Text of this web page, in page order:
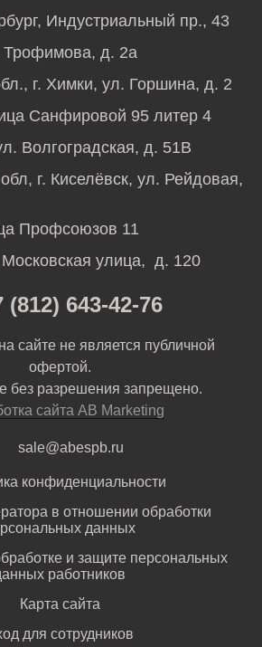
Индустриальный пр., 43
Трофимова, д. 2а
г. Химки, ул. Горшина, д. 2
Санфировой 95 литер 4
Волгоградская, д. 51В
г. Киселёвск, ул. Рейдовая,
Профсоюзов 11
Московская улица, д. 120
(812) 643-42-76
сайте не является публичной
офертой.
без разрешения запрещено.
сайта AB Marketing
sale@abespb.ru
конфиденциальности
в отношении обработки
данных
и защите персональных
работников
Карта сайта
для сотрудников